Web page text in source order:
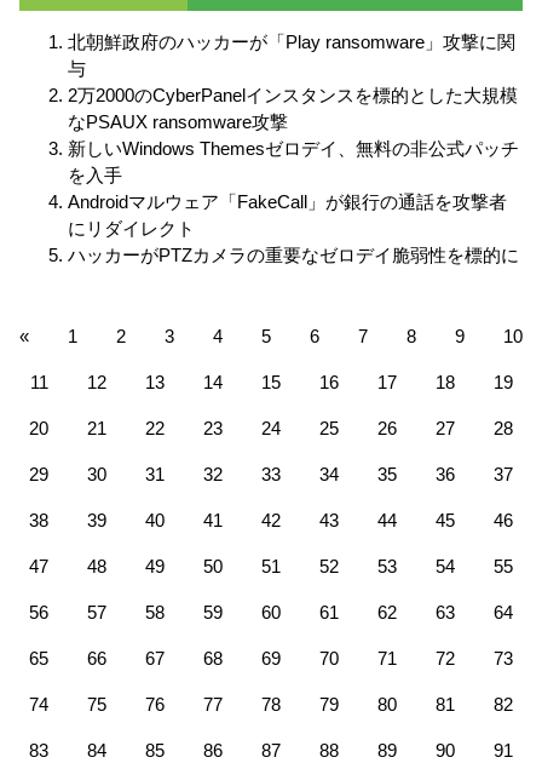
北朝鮮政府のハッカーが「Play ransomware」攻撃に関
与
2万2000のCyberPanelインスタンスを標的とした大規模
なPSAUX ransomware攻撃
新しいWindows Themesゼロデイ、無料の非公式パッチ
を入手
Androidマルウェア「FakeCall」が銀行の通話を攻撃者
にリダイレクト
ハッカーがPTZカメラの重要なゼロデイ脆弱性を標的に
« 1 2 3 4 5 6 7 8 9 10
11 12 13 14 15 16 17 18 19
20 21 22 23 24 25 26 27 28
29 30 31 32 33 34 35 36 37
38 39 40 41 42 43 44 45 46
47 48 49 50 51 52 53 54 55
56 57 58 59 60 61 62 63 64
65 66 67 68 69 70 71 72 73
74 75 76 77 78 79 80 81 82
83 84 85 86 87 88 89 90 91